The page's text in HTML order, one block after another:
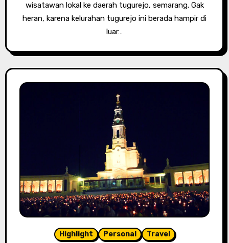
wisatawan lokal ke daerah tugurejo, semarang. Gak
heran, karena kelurahan tugurejo ini berada hampir di
luar…
Highlight Personal Travel